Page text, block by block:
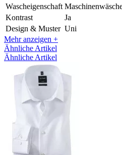
Wascheigenschaft
Kontrast
Ja
Design & Muster Uni
Mehr anzeigen +
Ähnliche Artikel
Ähnliche Artikel